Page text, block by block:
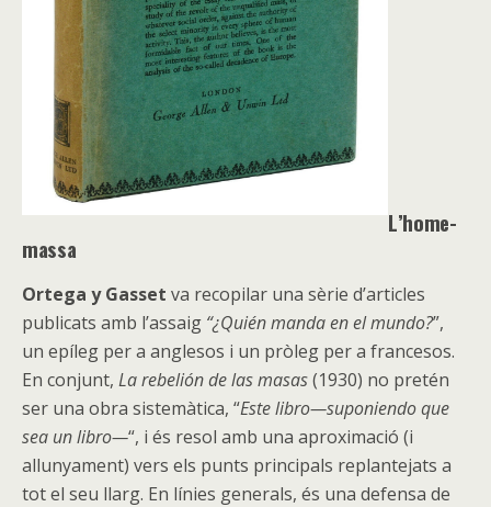
L’home-
massa
Ortega y Gasset va recopilar una sèrie d’articles
publicats amb l’assaig “¿Quién manda en el mundo?”,
un epíleg per a anglesos i un pròleg per a francesos.
En conjunt, La rebelión de las masas(1930) no pretén
ser una obra sistemàtica, “Este libro—suponiendo que
sea un libro—“, i és resol amb una aproximació (i
allunyament) vers els punts principals replantejats a
tot el seu llarg. En línies generals, és una defensa de